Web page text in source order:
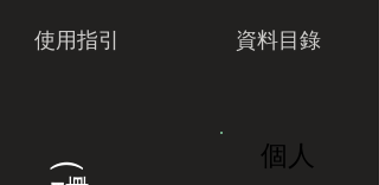
使用指引 資料目錄
個人